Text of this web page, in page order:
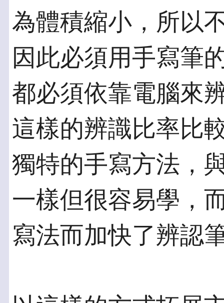
為體積縮小，所以
因此必須用手寫筆
都必須依靠電腦來
這樣的辨識比率比
獨特的手寫方法，
一樣但很容易學，
寫法而加快了辨認